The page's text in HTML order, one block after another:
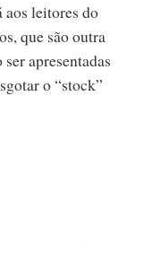
aos leitores do
que são outra
apresentadas
o “stock”